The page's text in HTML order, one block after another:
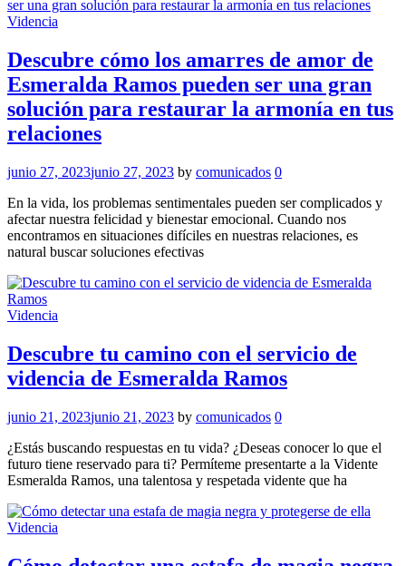
Videncia
Descubre cómo los amarres de amor de
Esmeralda Ramos pueden ser una gran
solución para restaurar la armonía en tus
relaciones
junio 27, 2023junio 27, 2023 by comunicados 0
En la vida, los problemas sentimentales pueden ser complicados y
afectar nuestra felicidad y bienestar emocional. Cuando nos
encontramos en situaciones difíciles en nuestras relaciones, es
natural buscar soluciones efectivas
Videncia
Descubre tu camino con el servicio de
videncia de Esmeralda Ramos
junio 21, 2023junio 21, 2023 by comunicados 0
¿Estás buscando respuestas en tu vida? ¿Deseas conocer lo que el
futuro tiene reservado para ti? Permíteme presentarte a la Vidente
Esmeralda Ramos, una talentosa y respetada vidente que ha
Videncia